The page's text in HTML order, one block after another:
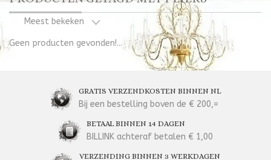
Meest bekeken
Geen producten gevonden!...
GRATIS VERZENDKOSTEN BINNEN NL
Bij een bestelling boven de € 200,=
BETAAL BINNEN 14 DAGEN
BILLINK achteraf betalen € 1,00
VERZENDING BINNEN 3 WERKDAGEN